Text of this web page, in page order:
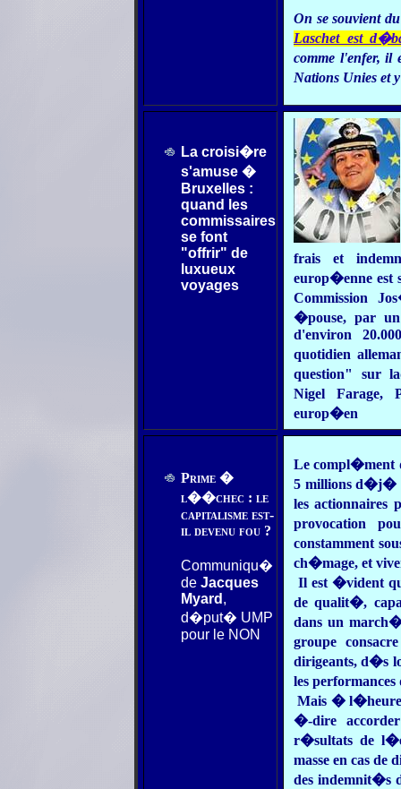
On se souvient
Laschet est
comme l'enfer, il
Nations Unies et
La croisi�re
s'amuse �
Bruxelles :
quand les
commissaires
se font
"offrir" de
luxueux
voyages
frais et
europ�enne est
Commission
�pouse, par
d'environ
quotidien
question" sur
Nigel Farage,
europ�en
Prime �
l��chec : le
capitalisme est-
il devenu fou ?
Communiqu�
de Jacques
Myard ,
d�put� UMP
pour le NON
Le compl�ment
5 millions d�j�
les actionnaires
provocation
constamment
ch�mage, et
Il est �vident
de qualit�,
dans un
groupe
dirigeants, d�s
les
Mais � l�heure
�-dire
r�sultats de
masse en cas
des indemnit�s